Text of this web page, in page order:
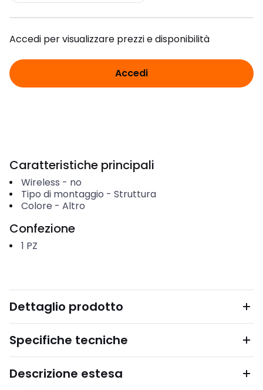
Accedi per visualizzare prezzi e disponibilità
Accedi
Caratteristiche principali
Wireless - no
Tipo di montaggio - Struttura
Colore - Altro
Confezione
1 PZ
Dettaglio prodotto
Specifiche tecniche
Descrizione estesa